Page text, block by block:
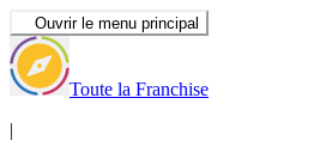
Ouvrir le menu principal
Toute la Franchise
|